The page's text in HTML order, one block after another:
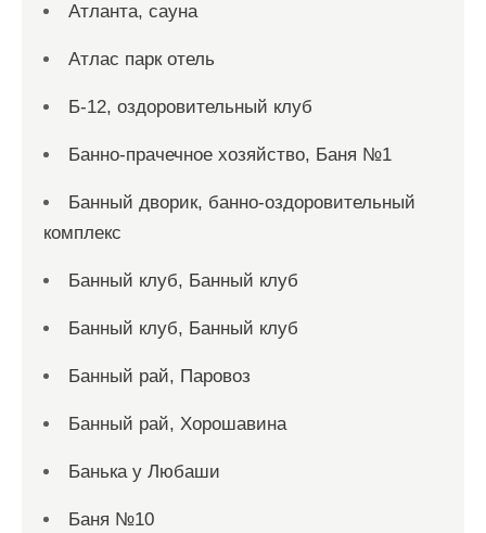
Атланта, сауна
Атлас парк отель
Б-12, оздоровительный клуб
Банно-прачечное хозяйство, Баня №1
Банный дворик, банно-оздоровительный
комплекс
Банный клуб, Банный клуб
Банный клуб, Банный клуб
Банный рай, Паровоз
Банный рай, Хорошавина
Банька у Любаши
Баня №10